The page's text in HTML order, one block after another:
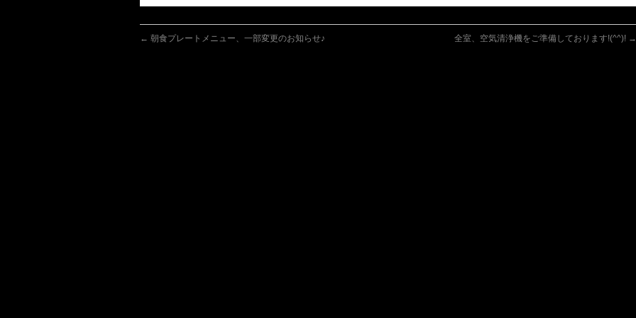
← 朝食プレートメニュー、一部変更のお知らせ♪ 全室、空気清浄機をご準備しております!(^^)! →